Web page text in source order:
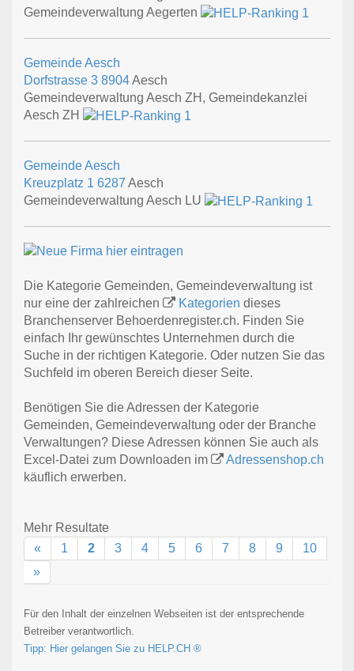
Gemeindeverwaltung Aegerten
Gemeinde Aesch
Dorfstrasse 3 8904Aesch
Gemeindeverwaltung Aesch ZH, Gemeindekanzlei
Aesch ZH
Gemeinde Aesch
Kreuzplatz 1 6287 Aesch
Gemeindeverwaltung Aesch LU
Die Kategorie Gemeinden, Gemeindeverwaltung ist
nur eine der zahlreichen
Kategorien dieses
Branchenserver Behoerdenregister.ch. Finden Sie
einfach Ihr gewünschtes Unternehmen durch die
Suche in der richtigen Kategorie. Oder nutzen Sie das
Suchfeld im oberen Bereich dieser Seite.
Benötigen Sie die Adressen der Kategorie
Gemeinden, Gemeindeverwaltung oder der Branche
Verwaltungen? Diese Adressen können Sie auch als
Excel-Datei zum Downloaden im
Adressenshop.ch
käuflich erwerben.
Mehr Resultate
«
1 2 3 4 5 6 7 8 9
10
»
Für den Inhalt der einzelnen Webseiten ist der entsprechende
Betreiber verantwortlich.
Tipp: Hier gelangen Sie zu HELP.CH ®